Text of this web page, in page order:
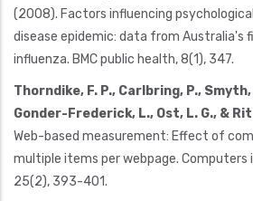
(2008). Factors influencing
disease epidemic: data from Australia's
influenza. BMC public health, 8(1), 347.
Thorndike, F. P., Carlbring, P., Smyth,
Gonder-Frederick, L., Ost, L. G., &
Web-based measurement: Effect of
multiple items per webpage. Computers
25(2), 393-401.